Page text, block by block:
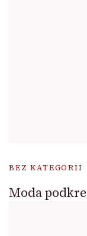
BEZ KATEGORII
Moda